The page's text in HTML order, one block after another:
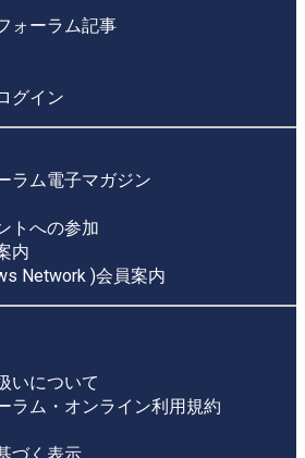
ォーラム記事
グイン
ラム電子マガジン
トへの参加
内
Network )会員案内
いについて
ラム・オンライン利用規約